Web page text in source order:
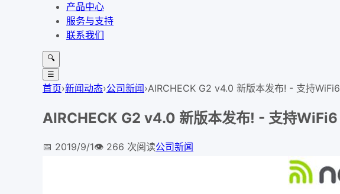
产品中心
服务与支持
联系我们
🔍
☰
首页›新闻动态›公司新闻›AIRCHECK G2 v4.0 新版本发布! - 支持WiFi6
AIRCHECK G2 v4.0 新版本发布! - 支持WiFi6
📅 2019/9/1👁️ 266 次阅读公司新闻